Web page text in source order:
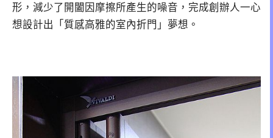
形，減少了開闔因摩擦所產生的噪音，完成創辦人一心
想設計出「質感高雅的室內折門」夢想。